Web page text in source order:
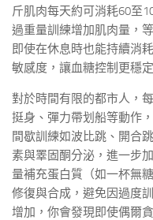
斤肌肉每天約可消耗60至
過重量訓練增加肌肉量，
即使在休息時也能持續消
敏感度，讓血糖控制更穩定
對於時間有限的都市人，
挺身、彈力帶划船等動作
間歇訓練如波比跳、開合
素與睪固酮分泌，進一步
量補充蛋白質（如一杯無
修復與合成，避免因過度
增加，你會發現即使偶爾